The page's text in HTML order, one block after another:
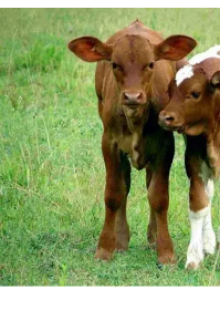
e
l
a
p
u
b
l
i
c